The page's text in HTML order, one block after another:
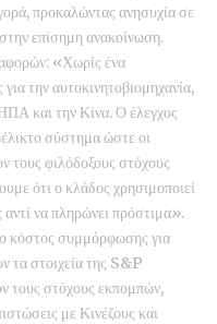
προκαλώντας ανησυχία σε
επίσημη ανακοίνωση.
«Χωρίς ένα
την αυτοκινητοβιομηχανία,
και την Κίνα. Ο έλεγχος
σύστημα ώστε οι
τους φιλόδοξους στόχους
ότι ο κλάδος χρησιμοποιεί
αντί να πληρώνει πρόστιμα».
κόστος συμμόρφωσης για
τα στοιχεία της S&P
τους στόχους εκπομπών,
με Κινέζους και